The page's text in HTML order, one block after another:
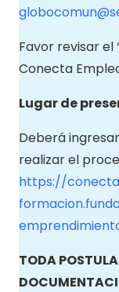
Favor revisar el
Conecta
Lugar de
Deberá
realizar el
https://
TODA